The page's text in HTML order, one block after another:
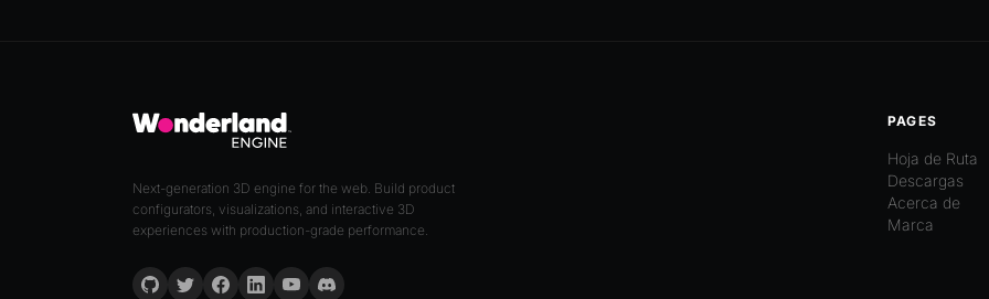
Next-generation 3D engine for the web. Build product
configurators, visualizations, and interactive 3D
experiences with production-grade performance.
PAGES
Hoja de Ruta
Descargas
Acerca de
Marca